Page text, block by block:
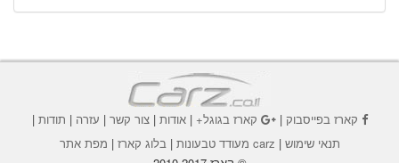
קארז בפייסבוק| קארז בגוגל+|אודות |צור קשר | עזרה | תודות |
תנאי שימוש | carz מעודד טבעונות | בלוג קארז | מפת אתר